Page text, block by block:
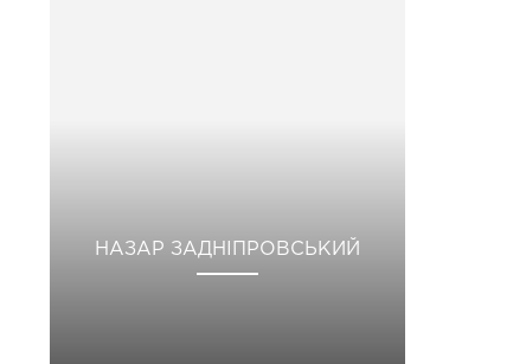
НАЗАР ЗАДНІПРОВСЬКИЙ